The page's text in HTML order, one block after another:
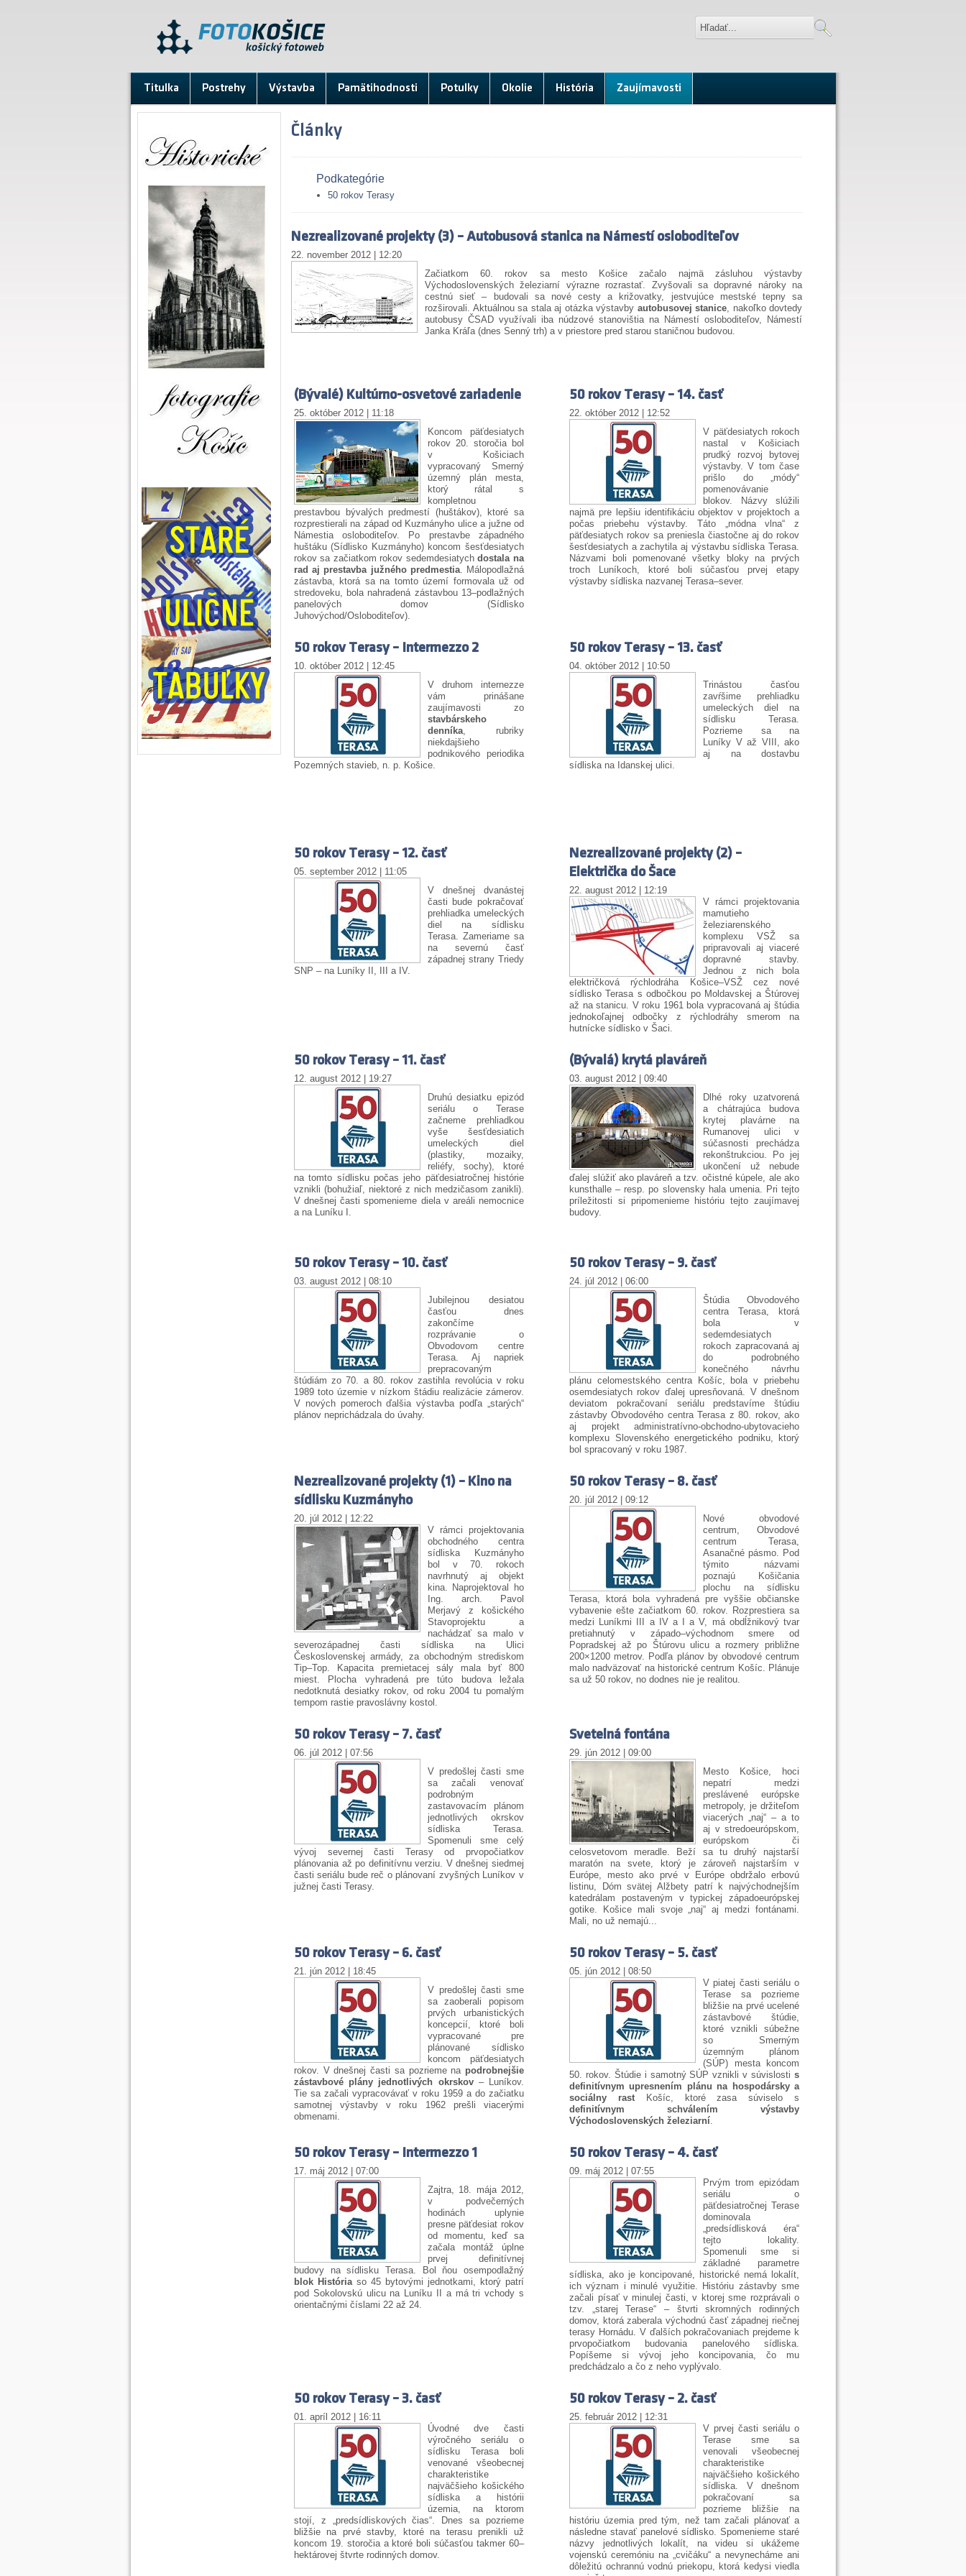
Titulka Postrehy Výstavba Pamätihodnosti Potulky Okolie História Zaujímavosti
Články
Podkategórie
50 rokov Terasy
Nezrealizované projekty (3) – Autobusová stanica na Námestí osloboditeľov
22. november 2012 | 12:20
Začiatkom 60. rokov sa mesto Košice začalo najmä zásluhou výstavby
Východoslovenských železiarní výrazne rozrastať. Zvyšovali sa dopravné nároky na
cestnú sieť – budovali sa nové cesty a križovatky, jestvujúce mestské tepny sa
rozširovali. Aktuálnou sa stala aj otázka výstavby autobusovej stanice, nakoľko dovtedy
autobusy ČSAD využívali iba núdzové stanovištia na Námestí osloboditeľov, Námestí
Janka Kráľa (dnes Senný trh) a v priestore pred starou staničnou budovou.
(Bývalé) Kultúrno-osvetové zariadenie
25. október 2012 | 11:18
Koncom päťdesiatych
rokov 20. storočia bol
v Košiciach
vypracovaný Smerný
územný plán mesta,
ktorý rátal s
kompletnou
prestavbou bývalých predmestí (huštákov), ktoré sa
rozprestierali na západ od Kuzmányho ulice a južne od
Námestia osloboditeľov. Po prestavbe západného
huštáku (Sídlisko Kuzmányho) koncom šesťdesiatych
rokov sa začiatkom rokov sedemdesiatychdostala na
rad aj prestavba južného predmestia. Málopodlažná
zástavba, ktorá sa na tomto území formovala už od
stredoveku, bola nahradená zástavbou 13–podlažných
panelových domov (Sídlisko
Juhovýchod/Osloboditeľov).
50 rokov Terasy – 14. časť
22. október 2012 | 12:52
V päťdesiatych rokoch
nastal v Košiciach
prudký rozvoj bytovej
výstavby. V tom čase
prišlo do „módy“
pomenovávanie
blokov. Názvy slúžili
najmä pre lepšiu identifikáciu objektov v projektoch a
počas priebehu výstavby. Táto „módna vlna“ z
päťdesiatych rokov sa preniesla čiastočne aj do rokov
šesťdesiatych a zachytila aj výstavbu sídliska Terasa.
Názvami boli pomenované všetky bloky na prvých
troch Luníkoch, ktoré boli súčasťou prvej etapy
výstavby sídliska nazvanej Terasa–sever.
50 rokov Terasy – Intermezzo 2
10. október 2012 | 12:45
V druhom internezze
vám prinášane
zaujímavosti zo
stavbárskeho
denníka, rubriky
niekdajšieho
podnikového periodika
Pozemných stavieb, n. p. Košice.
50 rokov Terasy – 13. časť
04. október 2012 | 10:50
Trinástou časťou
zavŕšime prehliadku
umeleckých diel na
sídlisku Terasa.
Pozrieme sa na
Luníky V až VIII, ako
aj na dostavbu
sídliska na Idanskej ulici.
50 rokov Terasy – 12. časť
05. september 2012 | 11:05
V dnešnej dvanástej
časti bude pokračovať
prehliadka umeleckých
diel na sídlisku
Terasa. Zameriame sa
na severnú časť
západnej strany Triedy
SNP – na Luníky II, III a IV.
Nezrealizované projekty (2) –
Električka do Šace
22. august 2012 | 12:19
V rámci projektovania
mamutieho
železiarenského
komplexu VSŽ sa
pripravovali aj viaceré
dopravné stavby.
Jednou z nich bola
električková rýchlodráha Košice–VSŽ cez nové
sídlisko Terasa s odbočkou po Moldavskej a Štúrovej
až na stanicu. V roku 1961 bola vypracovaná aj štúdia
jednokoľajnej odbočky z rýchlodráhy smerom na
hutnícke sídlisko v Šaci.
50 rokov Terasy – 11. časť
12. august 2012 | 19:27
Druhú desiatku epizód
seriálu o Terase
začneme prehliadkou
vyše šesťdesiatich
umeleckých diel
(plastiky, mozaiky,
reliéfy, sochy), ktoré
na tomto sídlisku počas jeho päťdesiatročnej histórie
vznikli (bohužiaľ, niektoré z nich medzičasom zanikli).
V dnešnej časti spomenieme diela v areáli nemocnice
a na Luníku I.
(Bývalá) krytá plaváreň
03. august 2012 | 09:40
Dlhé roky uzatvorená
a chátrajúca budova
krytej plavárne na
Rumanovej ulici v
súčasnosti prechádza
rekonštrukciou. Po jej
ukončení už nebude
ďalej slúžiť ako plaváreň a tzv. očistné kúpele, ale ako
kunsthalle – resp. po slovensky hala umenia. Pri tejto
príležitosti si pripomenieme históriu tejto zaujímavej
budovy.
50 rokov Terasy – 10. časť
03. august 2012 | 08:10
Jubilejnou desiatou
časťou dnes
zakončíme
rozprávanie o
Obvodovom centre
Terasa. Aj napriek
prepracovaným
štúdiám zo 70. a 80. rokov zastihla revolúcia v roku
1989 toto územie v nízkom štádiu realizácie zámerov.
V nových pomeroch ďalšia výstavba podľa „starých“
plánov neprichádzala do úvahy.
50 rokov Terasy – 9. časť
24. júl 2012 | 06:00
Štúdia Obvodového
centra Terasa, ktorá
bola v
sedemdesiatych
rokoch zapracovaná aj
do podrobného
konečného návrhu
plánu celomestského centra Košíc, bola v priebehu
osemdesiatych rokov ďalej upresňovaná. V dnešnom
deviatom pokračovaní seriálu predstavíme štúdiu
zástavby Obvodového centra Terasa z 80. rokov, ako
aj projekt administratívno-obchodno-ubytovacieho
komplexu Slovenského energetického podniku, ktorý
bol spracovaný v roku 1987.
Nezrealizované projekty (1) – Kino na
sídlisku Kuzmányho
20. júl 2012 | 12:22
V rámci projektovania
obchodného centra
sídliska Kuzmányho
bol v 70. rokoch
navrhnutý aj objekt
kina. Naprojektoval ho
Ing. arch. Pavol
Merjavý z košického
Stavoprojektu a
nachádzať sa malo v
severozápadnej časti sídliska na Ulici
Československej armády, za obchodným strediskom
Tip–Top. Kapacita premietacej sály mala byť 800
miest. Plocha vyhradená pre túto budova ležala
nedotknutá desiatky rokov, od roku 2004 tu pomalým
tempom rastie pravoslávny kostol.
50 rokov Terasy – 8. časť
20. júl 2012 | 09:12
Nové obvodové
centrum, Obvodové
centrum Terasa,
Asanačné pásmo. Pod
týmito názvami
poznajú Košičania
plochu na sídlisku
Terasa, ktorá bola vyhradená pre vyššie občianske
vybavenie ešte začiatkom 60. rokov. Rozprestiera sa
medzi Luníkmi III a IV a I a V, má obdĺžnikový tvar
pretiahnutý v západo–východnom smere od
Popradskej až po Štúrovu ulicu a rozmery približne
200×1200 metrov. Podľa plánov by obvodové centrum
malo nadväzovať na historické centrum Košíc. Plánuje
sa už 50 rokov, no dodnes nie je realitou.
50 rokov Terasy – 7. časť
06. júl 2012 | 07:56
V predošlej časti sme
sa začali venovať
podrobným
zastavovacím plánom
jednotlivých okrskov
sídliska Terasa.
Spomenuli sme celý
vývoj severnej časti Terasy od prvopočiatkov
plánovania až po definitívnu verziu. V dnešnej siedmej
časti seriálu bude reč o plánovaní zvyšných Luníkov v
južnej časti Terasy.
Svetelná fontána
29. jún 2012 | 09:00
Mesto Košice, hoci
nepatrí medzi
preslávené európske
metropoly, je držiteľom
viacerých „naj“– a to
aj v stredoeurópskom,
európskom či
celosvetovom meradle. Beží sa tu druhý najstarší
maratón na svete, ktorý je zároveň najstarším v
Európe, mesto ako prvé v Európe obdržalo erbovú
listinu, Dóm svätej Alžbety patrí k najvýchodnejším
katedrálam postaveným v typickej západoeurópskej
gotike. Košice mali svoje„naj“aj medzi fontánami.
Mali, no už nemajú...
50 rokov Terasy – 6. časť
21. jún 2012 | 18:45
V predošlej časti sme
sa zaoberali popisom
prvých urbanistických
koncepcií, ktoré boli
vypracované pre
plánované sídlisko
koncom päťdesiatych
rokov. V dnešnej časti sa pozrieme na podrobnejšie
zástavbové plány jednotlivých okrskov– Luníkov.
Tie sa začali vypracovávať v roku 1959 a do začiatku
samotnej výstavby v roku 1962 prešli viacerými
obmenami.
50 rokov Terasy – 5. časť
05. jún 2012 | 08:50
V piatej časti seriálu o
Terase sa pozrieme
bližšie na prvé ucelené
zástavbové štúdie,
ktoré vznikli súbežne
so Smerným
územným plánom
(SÚP) mesta koncom
50. rokov. Štúdie i samotný SÚP vznikli v súvislosti s
definitívnym upresnením plánu na hospodársky a
sociálny rastKošíc, ktoré zasa súviselo s
definitívnym schválením výstavby
Východoslovenských železiarní.
50 rokov Terasy – Intermezzo 1
17. máj 2012 | 07:00
Zajtra, 18. mája 2012,
v podvečerných
hodinách uplynie
presne päťdesiat rokov
od momentu, keď sa
začala montáž úplne
prvej definitívnej
budovy na sídlisku Terasa. Bol ňou osempodlažný
blok Históriaso 45 bytovými jednotkami, ktorý patrí
pod Sokolovskú ulicu na Luníku II a má tri vchody s
orientačnými číslami 22 až 24.
50 rokov Terasy – 4. časť
09. máj 2012 | 07:55
Prvým trom epizódam
seriálu o
päťdesiatročnej Terase
dominovala
„predsídlisková éra“
tejto lokality.
Spomenuli sme si
základné parametre
sídliska, ako je koncipované, historické nemá lokalít,
ich význam i minulé využitie. Históriu zástavby sme
začali písať v minulej časti, v ktorej sme rozprávali o
tzv. „starej Terase“ – štvrti skromných rodinných
domov, ktorá zaberala východnú časť západnej riečnej
terasy Hornádu. V ďalších pokračovaniach prejdeme k
prvopočiatkom budovania panelového sídliska.
Popíšeme si vývoj jeho koncipovania, čo mu
predchádzalo a čo z neho vyplývalo.
50 rokov Terasy – 3. časť
01. apríl 2012 | 16:11
Úvodné dve časti
výročného seriálu o
sídlisku Terasa boli
venované všeobecnej
charakteristike
najväčšieho košického
sídliska a histórii
územia, na ktorom
stojí, z „predsídliskových čias“. Dnes sa pozrieme
bližšie na prvé stavby, ktoré na terasu prenikli už
koncom 19. storočia a ktoré boli súčasťou takmer 60–
hektárovej štvrte rodinných domov.
50 rokov Terasy – 2. časť
25. február 2012 | 12:31
V prvej časti seriálu o
Terase sme sa
venovali všeobecnej
charakteristike
najväčšieho košického
sídliska. V dnešnom
pokračovaní sa
pozrieme bližšie na
históriu územia pred tým, než tam začali plánovať a
následne stavať panelové sídlisko. Spomenieme staré
názvy jednotlivých lokalít, na videu si ukážeme
vojenskú ceremóniu na „cvičáku“ a nevynecháme ani
dôležitú ochrannú vodnú priekopu, ktorá kedysi viedla